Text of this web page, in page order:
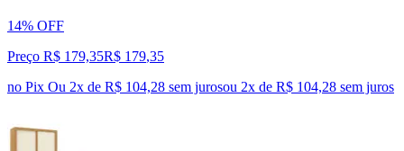
14% OFF
Preço R$ 179,35R$ 179,35
no Pix Ou 2x de R$ 104,28 sem jurosou 2x de R$ 104,28 sem juros